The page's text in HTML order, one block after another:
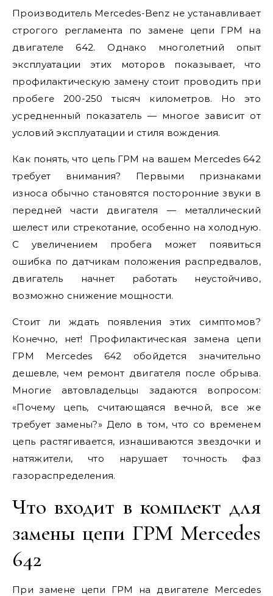
Производитель Mercedes-Benz не устанавливает
строгого регламента по замене цепи ГРМ на
двигателе 642. Однако многолетний опыт
эксплуатации этих моторов показывает, что
профилактическую замену стоит проводить при
пробеге 200-250 тысяч километров. Но это
усредненный показатель — многое зависит от
условий эксплуатации и стиля вождения.
Как понять, что цепь ГРМ на вашем Mercedes 642
требует внимания? Первыми признаками
износа обычно становятся посторонние звуки в
передней части двигателя — металлический
шелест или стрекотание, особенно на холодную.
С увеличением пробега может появиться
ошибка по датчикам положения распредвалов,
двигатель начнет работать неустойчиво,
возможно снижение мощности.
Стоит ли ждать появления этих симптомов?
Конечно, нет! Профилактическая замена цепи
ГРМ Mercedes 642 обойдется значительно
дешевле, чем ремонт двигателя после обрыва.
Многие автовладельцы задаются вопросом:
«Почему цепь, считающаяся вечной, все же
требует замены?» Дело в том, что со временем
цепь растягивается, изнашиваются звездочки и
натяжители, что нарушает точность фаз
газораспределения.
Что входит в комплект для
замены цепи ГРМ Mercedes
642
При замене цепи ГРМ на двигателе Mercedes